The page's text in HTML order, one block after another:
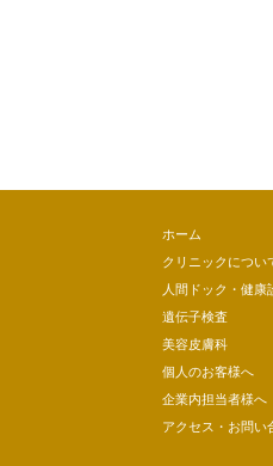
ホーム
クリニックについ
人間ドック・健康
遺伝子検査
美容皮膚科
個人のお客様へ
企業内担当者様へ
アクセス・お問い